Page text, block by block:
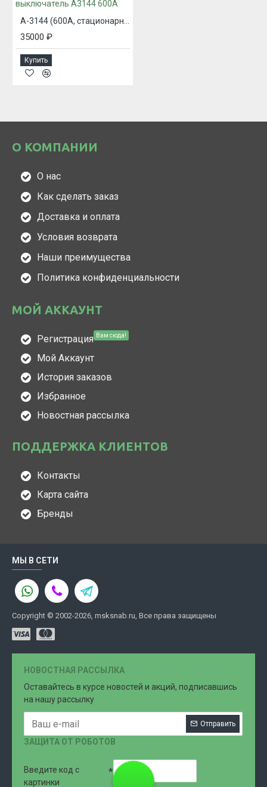
А-3144 (600А, стационарный, ручной привод) - Автоматический выключатель А3144 600А
35000 ₽
Купить
О КОМПАНИИ
О нас
Как сделать заказ
Доставка и оплата
Условия возврата
Наши преимущества
Политика конфиденциальности
МОЙ АККАУНТ
Регистрация Вам сюда!
Мой Аккаунт
История заказов
Избранное
Новостная рассылка
ПОДДЕРЖКА КЛИЕНТОВ
Контакты
Карта сайта
Бренды
МЫ В СЕТИ
Copyright © 2002-2026, msksnab.ru, Все права защищены
НОВОСТНАЯ РАССЫЛКА
Оставайтесь в курсе новостей и акций, подписавшись
на нашу рассылку
Отправить
ЗАЩИТА ОТ РОБОТОВ
Введите код с
картинки